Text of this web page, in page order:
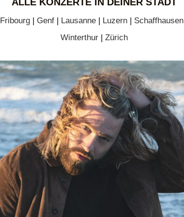
Fribourg | Genf | Lausanne | Luzern | Schaffhausen
Winterthur| Zürich